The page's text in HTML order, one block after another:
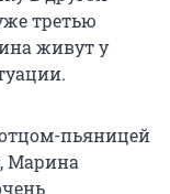
третью
живут у
пьяницей
Марина